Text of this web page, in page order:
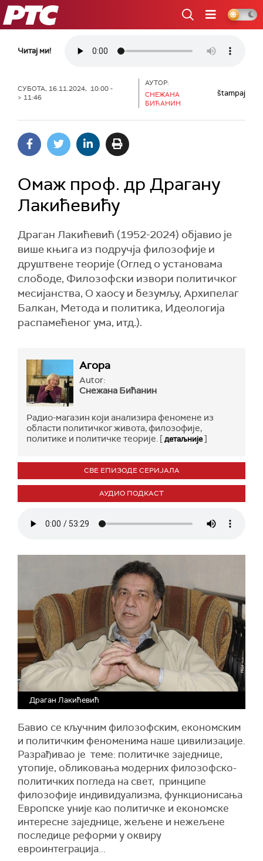
РТС
Читај ми!
СУБОТА, 16.11.2024, 10:00 -
> 11:46
АУТОР:
СНЕЖАНА
БИЋАНИН
štampaj
Омаж проф. др Драгану
Лакићевићу
Драган Лакићевић (1952-2024) објавио је
више књига из подручја филозофије и
друштвене теорије (Оглед о установама
слободе, Филозофски извори политичког
месијанства, О хаосу и безумљу, Архипелаг
Балкан, Метода и политика, Идеологија
распамећеног ума, итд.).
Агора
Autor:
Снежана Бићанин
Радио-магазин који анализира феномене из
области политичког живота, филозофије,
политике и политичке теорије. [детаљније]
СВЕ ЕПИЗОДЕ СЕРИЈАЛА
АУДИО ПОДКАСТ
Драган Лакићевић
Бавио се кључним филозофским, економским
и политичким феноменима наше цивилизације.
Разрађивао је теме: политичке заједнице,
утопије, обликовања модерних филозофско-
политичких погледа на свет, принципе
филозофије индивидуализма, функционисања
Европске уније као политичке и економске
интересне заједнице, жељене и нежељене
последице реформи у оквиру
евроинтеграција...